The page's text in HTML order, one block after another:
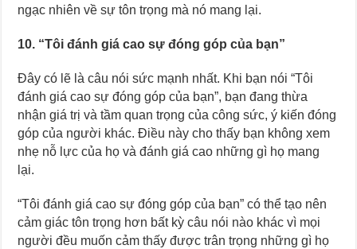
ngạc nhiên về sự tôn trọng mà nó mang lại.
10. “Tôi đánh giá cao sự đóng góp của bạn”
Đây có lẽ là câu nói sức mạnh nhất. Khi bạn nói “Tôi
đánh giá cao sự đóng góp của bạn”, bạn đang thừa
nhận giá trị và tầm quan trọng của công sức, ý kiến đóng
góp của người khác. Điều này cho thấy bạn không xem
nhẹ nỗ lực của họ và đánh giá cao những gì họ mang
lại.
“Tôi đánh giá cao sự đóng góp của bạn” có thể tạo nên
cảm giác tôn trọng hơn bất kỳ câu nói nào khác vì mọi
người đều muốn cảm thấy được trân trọng những gì họ